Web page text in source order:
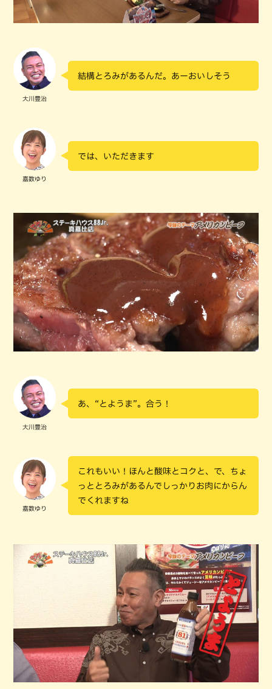
大川豊治
結構とろみがあるんだ。あーおいしそう
嘉数ゆり
では、いただきます
大川豊治
あ、“とようま”。合う！
嘉数ゆり
これもいい！ほんと酸味とコクと、で、ちょ
っととろみがあるんでしっかりお肉にからん
でくれますね